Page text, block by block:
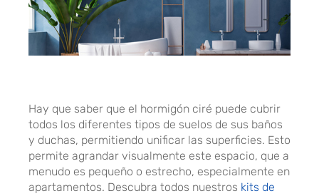
Hay que saber que el hormigón ciré puede cubrir
todos los diferentes tipos de suelos de sus baños
y duchas, permitiendo unificar las superficies. Esto
permite agrandar visualmente este espacio, que a
menudo es pequeño o estrecho, especialmente en
apartamentos. Descubra todos nuestros kits de